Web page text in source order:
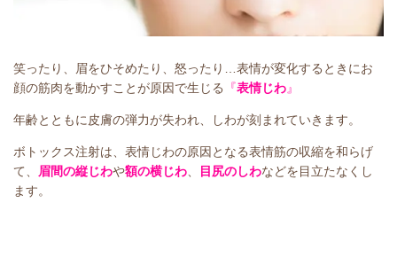
笑ったり、眉をひそめたり、怒ったり…表情が変化するときにお
顔の筋肉を動かすことが原因で生じる
『表情じわ』
年齢とともに皮膚の弾力が失われ、しわが刻まれていきます。
ボトックス注射は、表情じわの原因となる表情筋の収縮を和らげ
て、
眉間の縦じわや額の横じわ 目尻のしわなどを目立たなくし
ます。